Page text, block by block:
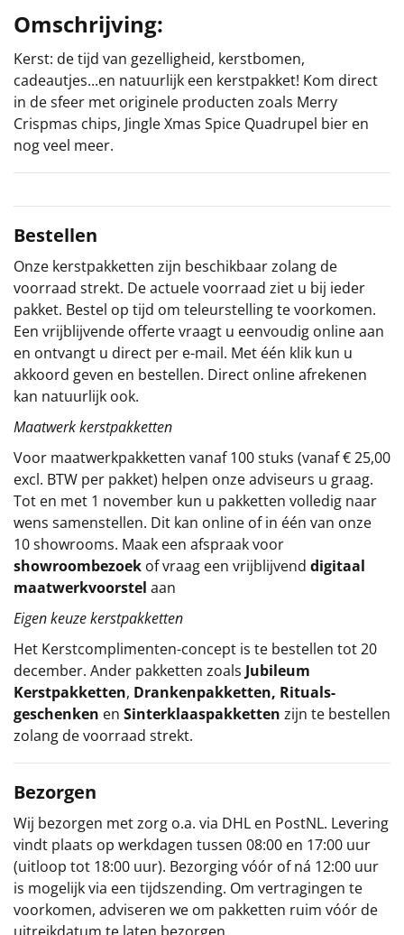
Ideeën
Personeel
Doe het zelf
Sinterklaaspakketten
Particulier
Kerstgeschenken 2026
Relatiegeschenken
Cadeaubon
Per stuk
Alle overige
Omschrijving:
Kerst: de tijd van gezelligheid, kerstbomen,
cadeautjes...en natuurlijk een kerstpakket! Kom direct
in de sfeer met originele producten zoals Merry
Crispmas chips, Jingle Xmas Spice Quadrupel bier en
nog veel meer.
Bestellen
Onze kerstpakketten zijn beschikbaar zolang de
voorraad strekt. De actuele voorraad ziet u bij ieder
pakket. Bestel op tijd om teleurstelling te voorkomen.
Een vrijblijvende offerte vraagt u eenvoudig online aan
en ontvangt u direct per e-mail. Met één klik kun u
akkoord geven en bestellen. Direct online afrekenen
kan natuurlijk ook.
Maatwerk kerstpakketten
Voor maatwerkpakketten vanaf 100 stuks (vanaf € 25,00
excl. BTW per pakket) helpen onze adviseurs u graag.
Tot en met 1 november kun u pakketten volledig naar
wens samenstellen. Dit kan online of in één van onze
10 showrooms. Maak een afspraak voor
showroombezoek of vraag een vrijblijvend digitaal
maatwerkvoorstel aan
Eigen keuze kerstpakketten
Het Kerstcomplimenten-concept is te bestellen tot 20
december. Ander pakketten zoals Jubileum
Kerstpakketten, Drankenpakketten, Rituals-
geschenken en Sinterklaaspakketten zijn te bestellen
zolang de voorraad strekt.
Bezorgen
Wij bezorgen met zorg o.a. via DHL en PostNL. Levering
vindt plaats op werkdagen tussen 08:00 en 17:00 uur
(uitloop tot 18:00 uur). Bezorging vóór of ná 12:00 uur
is mogelijk via een tijdszending. Om vertragingen te
voorkomen, adviseren we om pakketten ruim vóór de